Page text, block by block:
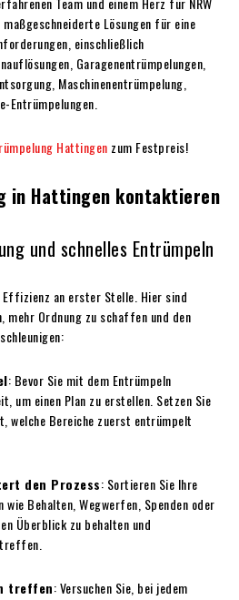
maßgeschneiderte Lösungen für eine
einschließlich
Garagenentrümpelungen,
Maschinenentrümpelung,
Entrümpelungen.
Hattingen zum Festpreis!
in Hattingen kontaktieren
und schnelles Entrümpeln
Effizienz an erster Stelle. Hier sind
mehr Ordnung zu schaffen und den
: Bevor Sie mit dem Entrümpeln
um einen Plan zu erstellen. Setzen Sie
welche Bereiche zuerst entrümpelt
den Prozess: Sortieren Sie Ihre
wie Behalten, Wegwerfen, Spenden oder
Überblick zu behalten und
treffen: Versuchen Sie, bei jedem